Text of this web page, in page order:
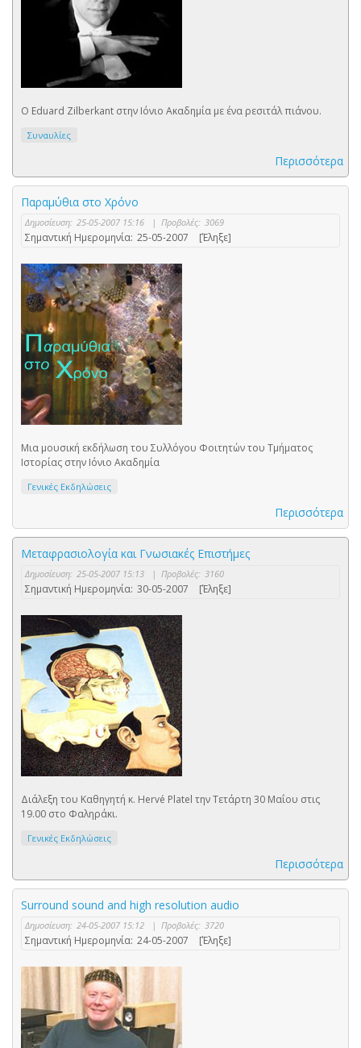
Ο Eduard Zilberkant στην Ιόνιο Ακαδημία με ένα ρεσιτάλ πιάνου.
Συναυλίες
Περισσότερα
Παραμύθια στο Χρόνο
Δημοσίευση: 25-05-2007 15:16 | Προβολές: 3069
Σημαντική Ημερομηνία: 25-05-2007 [Έληξε]
Μια μουσική εκδήλωση του Συλλόγου Φοιτητών του Τμήματος
Ιστορίας στην Ιόνιο Ακαδημία
Γενικές Εκδηλώσεις
Περισσότερα
Μεταφρασιολογία και Γνωσιακές Επιστήμες
Δημοσίευση: 25-05-2007 15:13 | Προβολές: 3160
Σημαντική Ημερομηνία: 30-05-2007 [Έληξε]
Διάλεξη του Καθηγητή κ. Hervé Platel την Τετάρτη 30 Μαΐου στις
19.00 στο Φαληράκι.
Γενικές Εκδηλώσεις
Περισσότερα
Surround sound and high resolution audio
Δημοσίευση: 24-05-2007 15:12 | Προβολές: 3720
Σημαντική Ημερομηνία: 24-05-2007 [Έληξε]